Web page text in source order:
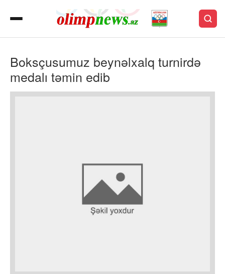
Boksçusumuz beynəlxalq turnirdə
medalı təmin edib